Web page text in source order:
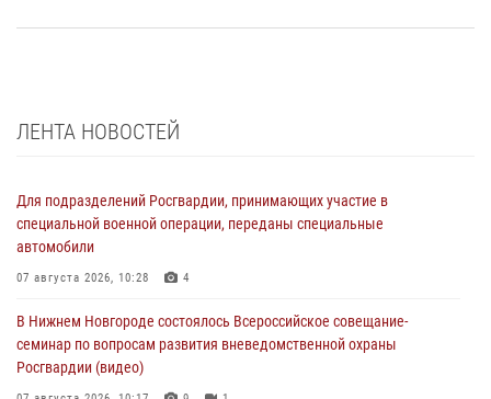
ЛЕНТА НОВОСТЕЙ
Для подразделений Росгвардии, принимающих участие в
специальной военной операции, переданы специальные
автомобили
07 августа 2026, 10:28 4
В Нижнем Новгороде состоялось Всероссийское совещание-
семинар по вопросам развития вневедомственной охраны
Росгвардии (видео)